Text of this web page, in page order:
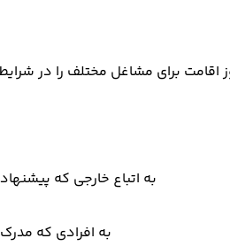
اقامت برای مشاغل مختلف را در
به اتباع خارجی که
به افرادی که